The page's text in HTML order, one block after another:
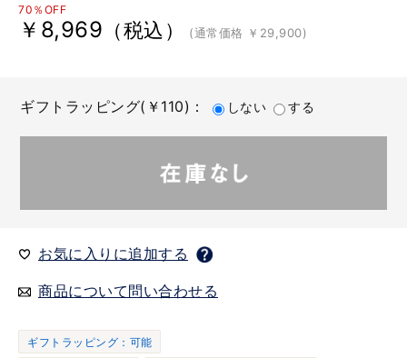
70％OFF
￥8,969 （税込） (通常価格 ￥29,900)
ギフトラッピング(￥110)： しない する
お気に入りに追加する
商品について問い合わせる
ギフトラッピング：可能